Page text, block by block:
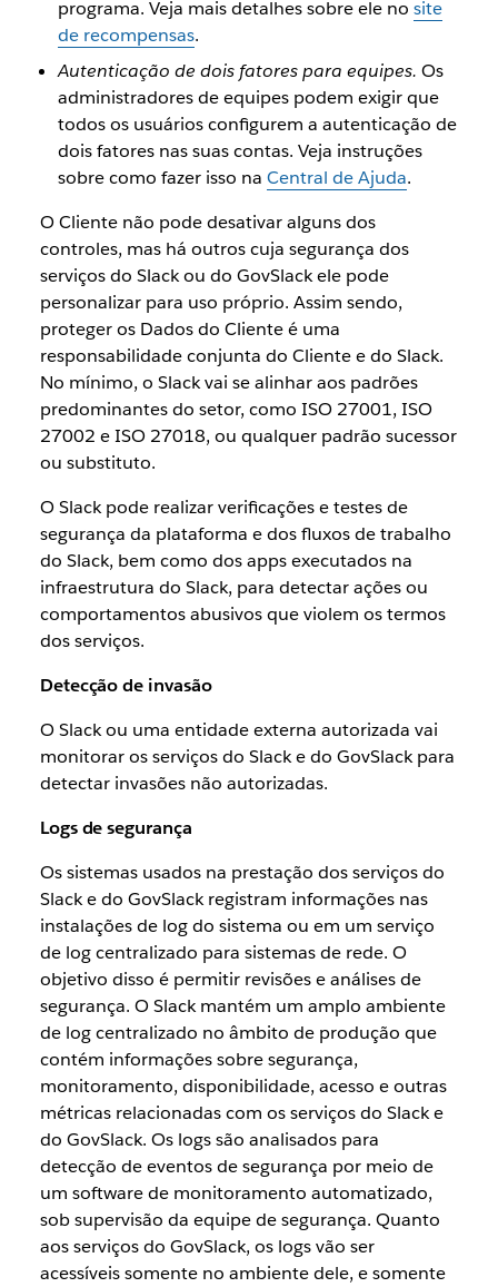
programa. Veja mais detalhes sobre ele no site
de recompensas.
Autenticação de dois fatores para equipes. Os
administradores de equipes podem exigir que
todos os usuários configurem a autenticação de
dois fatores nas suas contas. Veja instruções
sobre como fazer isso na Central de Ajuda.
O Cliente não pode desativar alguns dos
controles, mas há outros cuja segurança dos
serviços do Slack ou do GovSlack ele pode
personalizar para uso próprio. Assim sendo,
proteger os Dados do Cliente é uma
responsabilidade conjunta do Cliente e do Slack.
No mínimo, o Slack vai se alinhar aos padrões
predominantes do setor, como ISO 27001, ISO
27002 e ISO 27018, ou qualquer padrão sucessor
ou substituto.
O Slack pode realizar verificações e testes de
segurança da plataforma e dos fluxos de trabalho
do Slack, bem como dos apps executados na
infraestrutura do Slack, para detectar ações ou
comportamentos abusivos que violem os termos
dos serviços.
Detecção de invasão
O Slack ou uma entidade externa autorizada vai
monitorar os serviços do Slack e do GovSlack para
detectar invasões não autorizadas.
Logs de segurança
Os sistemas usados na prestação dos serviços do
Slack e do GovSlack registram informações nas
instalações de log do sistema ou em um serviço
de log centralizado para sistemas de rede. O
objetivo disso é permitir revisões e análises de
segurança. O Slack mantém um amplo ambiente
de log centralizado no âmbito de produção que
contém informações sobre segurança,
monitoramento, disponibilidade, acesso e outras
métricas relacionadas com os serviços do Slack e
do GovSlack. Os logs são analisados para
detecção de eventos de segurança por meio de
um software de monitoramento automatizado,
sob supervisão da equipe de segurança. Quanto
aos serviços do GovSlack, os logs vão ser
acessíveis somente no ambiente dele, e somente